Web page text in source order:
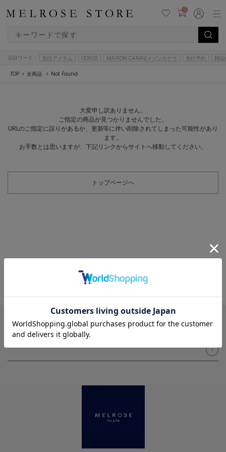
0
注目ワード： 別注アイテム OOFOS MAISON CANAUメゾンカナウ 先行予約 雑誌
TOP 全商品 Not Found
大変申し訳ありません。
ご指定の商品が見つかりませんでした。
URLのご指定に誤りがあるか、更新等に伴い削除されてしまった可能性があり
ます。
お手数とは思いますが、下記リンクからサイトへ移動してください。
トップページへ
NEWSLETTER メルマガ登録